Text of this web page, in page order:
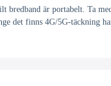
bredband är portabelt. Ta
det finns 4G/5G-täckning